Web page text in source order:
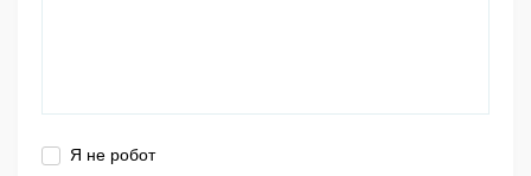
Я не робот